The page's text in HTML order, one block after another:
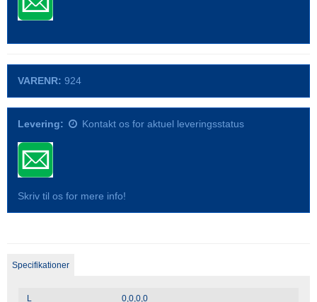
VARENR: 924
Levering: Kontakt os for aktuel leveringsstatus
Skriv til os for mere info!
Specifikationer
L 0,0,0,0